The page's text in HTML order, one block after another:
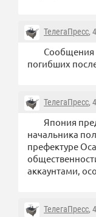
ТелегаПресс,
Сообщения
погибших
ТелегаПресс,
Япония
начальника
префектуре
аккаунтами,
ТелегаПресс,